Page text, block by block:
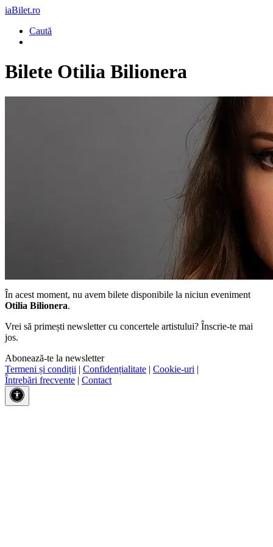
iaBilet.ro
Caută
Bilete Otilia Bilionera
În acest moment, nu avem bilete disponibile la niciun eveniment
Otilia Bilionera.
Vrei să primești newsletter cu concertele artistului? Înscrie-te mai
jos.
Abonează-te la newsletter
Termeni și condiții | Confidențialitate | Cookie-uri |
Întrebări frecvente | Contact